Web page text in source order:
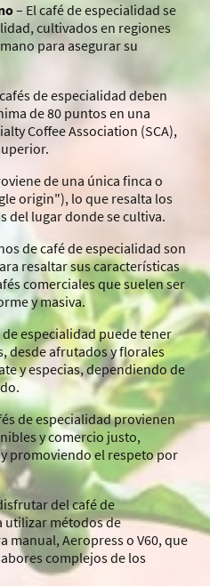
– El café de especialidad se
cultivados en regiones
para asegurar su
de especialidad deben
de 80 puntos en una
Coffee Association (SCA),
de una única finca o
origin"), lo que resalta los
del lugar donde se cultiva.
de café de especialidad son
resaltar sus características
comerciales que suelen ser
y masiva.
de especialidad puede tener
desde afrutados y florales
y especias, dependiendo de
de especialidad provienen
y comercio justo,
promoviendo el respeto por
del café de
utilizar métodos de
manual, Aeropress o V60, que
complejos de los